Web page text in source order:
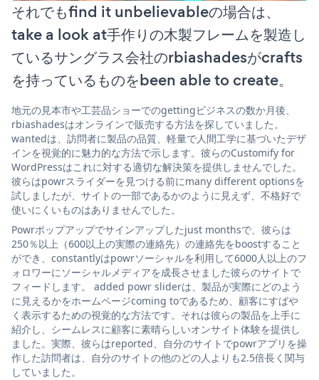
それでもfind it unbelievableの場合は、
take a look at手作りの木製フレームを製造し
ているサングラス会社のrbiashadesがcrafts
を持っているものをbeen able to create。
地元の見本市や工芸品ショーでのgettingビジネスの数か月後、
rbiashadesはオンラインで販売する方法を探していました。
wantedは、訪問者に製品の品質、軽量で人間工学に基づいたデザ
インを視覚的に魅力的な方法で示します。彼らのCustomify for
WordPressはこれに対する適切な解決策を提供しませんでした。
彼らはpowrスライダーを見つける前にmany different optionsを
試しましたが、サイトの一部であるかのように見えず、不格好で
使いにくいものはありませんでした。
Powrポップアップでサインアップしたjust monthsで、彼らは
250％以上（600以上の実際の連絡先）の連絡先をboostすること
ができ、constantlyはpowrソーシャルを利用して6000人以上のフ
ォロワーにソーシャルメディアを成長させました彼らのサイトで
フィードします。 added powr sliderは、製品が実際にどのよう
に見えるかをホームページcoming toであるため、顧客にすばや
く表示するための視覚的な方法です。それは彼らの製品を上手に
紹介し、シームレスに顧客に素晴らしいオンサイト体験を提供し
ました。実際、彼らはreported、自分のサイトでpowrアプリを操
作した訪問者は、自分のサイトの他のどの人よりも2.5倍長く関与
していました。